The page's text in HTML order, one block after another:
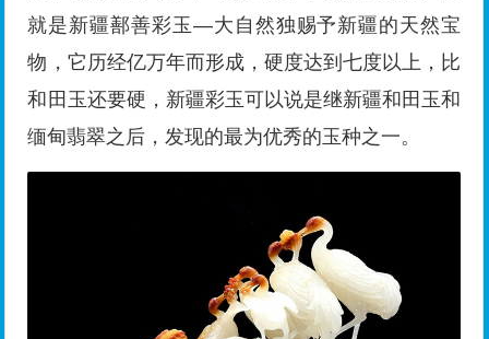
就是新疆鄯善彩玉—大自然独赐予新疆的天然宝
物，它历经亿万年而形成，硬度达到七度以上，比
和田玉还要硬，新疆彩玉可以说是继新疆和田玉和
缅甸翡翠之后，发现的最为优秀的玉种之一。